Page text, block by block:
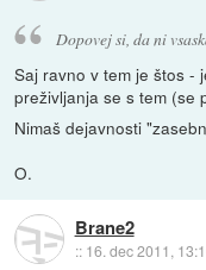
Dopovej si, da ni
Saj ravno v tem je štos -
preživljanja se s tem (se
Nimaš dejavnosti
O.
Brane2
:: 16. dec 2011,